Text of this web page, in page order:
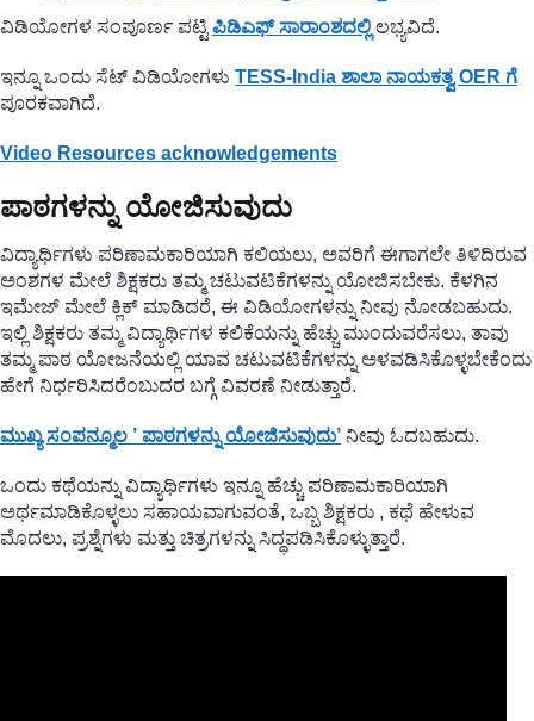
ವಿಡಿಯೋಗಳ ಸಂಪೂರ್ಣ ಪಟ್ಟಿ ಪಿಡಿಎಫ್ ಸಾರಾಂಶದಲ್ಲಿ ಲಭ್ಯವಿದೆ.
ಇನ್ನೂ ಒಂದು ಸೆಟ್ ವಿಡಿಯೋಗಳು TESS-India ಶಾಲಾ ನಾಯಕತ್ವ OER ಗೆ
ಪೂರಕವಾಗಿದೆ.
Video Resources acknowledgements
ಪಾಠಗಳನ್ನು ಯೋಜಿಸುವುದು
ವಿದ್ಯಾರ್ಥಿಗಳು ಪರಿಣಾಮಕಾರಿಯಾಗಿ ಕಲಿಯಲು, ಅವರಿಗೆ ಈಗಾಗಲೇ ತಿಳಿದಿರುವ
ಅಂಶಗಳ ಮೇಲೆ ಶಿಕ್ಷಕರು ತಮ್ಮ ಚಟುವಟಿಕೆಗಳನ್ನು ಯೋಜಿಸಬೇಕು. ಕೆಳಗಿನ
ಇಮೇಜ್ ಮೇಲೆ ಕ್ಲಿಕ್ ಮಾಡಿದರೆ, ಈ ವಿಡಿಯೋಗಳನ್ನು ನೀವು ನೋಡಬಹುದು.
ಇಲ್ಲಿ ಶಿಕ್ಷಕರು ತಮ್ಮ ವಿದ್ಯಾರ್ಥಿಗಳ ಕಲಿಕೆಯನ್ನು ಹೆಚ್ಚು ಮುಂದುವರೆಸಲು, ತಾವು
ತಮ್ಮ ಪಾಠ ಯೋಜನೆಯಲ್ಲಿ ಯಾವ ಚಟುವಟಿಕೆಗಳನ್ನು ಅಳವಡಿಸಿಕೊಳ್ಳಬೇಕೆಂದು
ಹೇಗೆ ನಿರ್ಧರಿಸಿದರೆಂಬುದರ ಬಗ್ಗೆ ವಿವರಣೆ ನೀಡುತ್ತಾರೆ.
ಮುಖ್ಯ ಸಂಪನ್ಮೂಲ ’ ಪಾಠಗಳನ್ನು ಯೋಜಿಸುವುದು’ ನೀವು ಓದಬಹುದು.
ಒಂದು ಕಥೆಯನ್ನು ವಿದ್ಯಾರ್ಥಿಗಳು ಇನ್ನೂ ಹೆಚ್ಚು ಪರಿಣಾಮಕಾರಿಯಾಗಿ
ಅರ್ಥಮಾಡಿಕೊಳ್ಳಲು ಸಹಾಯವಾಗುವಂತೆ, ಒಬ್ಬ ಶಿಕ್ಷಕರು , ಕಥೆ ಹೇಳುವ
ಮೊದಲು, ಪ್ರಶ್ನೆಗಳು ಮತ್ತು ಚಿತ್ರಗಳನ್ನು ಸಿದ್ಧಪಡಿಸಿಕೊಳ್ಳುತ್ತಾರೆ.